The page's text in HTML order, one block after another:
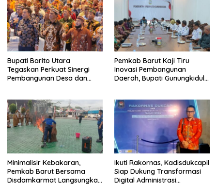
Bupati Barito Utara
Tegaskan Perkuat Sinergi
Pembangunan Desa dan
Pemkab Barut Kaji Tiru
Inovasi Pembangunan
Daerah, Bupati Gunungkidul
Lokal dan Pelestarian
Lingkungan
Minimalisir Kebakaran,
Pemkab Barut Bersama
Disdamkarmat Langsungkan
Ikuti Rakornas, Kadisdukcapil
Siap Dukung Transformasi
Digital Administrasi